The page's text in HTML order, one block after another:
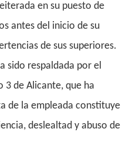
en su puesto de
antes del inicio de su
de sus superiores.
sido respaldada por el
3 de Alicante, que ha
de la empleada constituye
deslealtad y abuso de